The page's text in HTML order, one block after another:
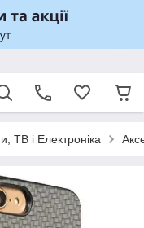
ТВ і Електроніка